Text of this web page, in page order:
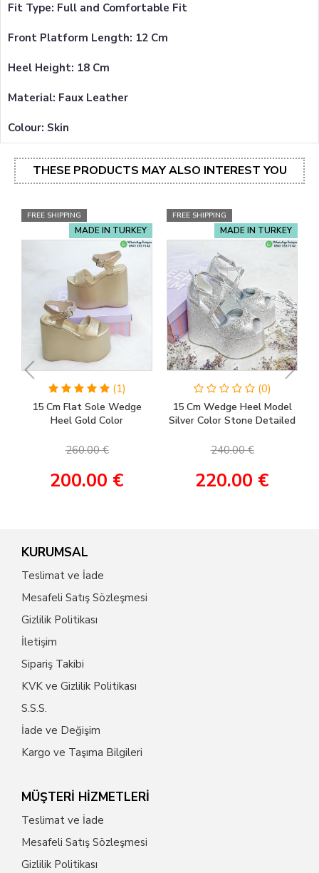
Fit Type: Full and Comfortable Fit
Front Platform Length: 12 Cm
Heel Height: 18 Cm
Material: Faux Leather
Colour: Skin
THESE PRODUCTS MAY ALSO INTEREST YOU
FREE SHIPPING
MADE IN TURKEY
(1)
15 Cm Flat Sole Wedge
Heel Gold Color
Shoes, Wedding Shoes
260.00 €
200.00 €
FREE SHIPPING
MADE IN TURKEY
(0)
15 Cm Wedge Heel Model
Silver Color Stone Detailed
Engagement Shoes
240.00 €
220.00 €
KURUMSAL
Teslimat ve İade
Mesafeli Satış Sözleşmesi
Gizlilik Politikası
İletişim
Sipariş Takibi
KVK ve Gizlilik Politikası
S.S.S.
İade ve Değişim
Kargo ve Taşıma Bilgileri
MÜŞTERİ HİZMETLERİ
Teslimat ve İade
Mesafeli Satış Sözleşmesi
Gizlilik Politikası